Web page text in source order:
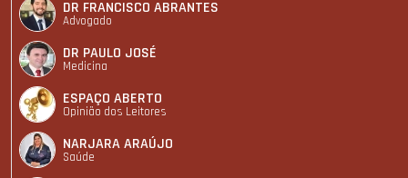
DR FRANCISCO ABRANTES
Advogado
DR PAULO JOSÉ
Medicina
ESPAÇO ABERTO
Opinião dos Leitores
NARJARA ARAÚJO
Saúde